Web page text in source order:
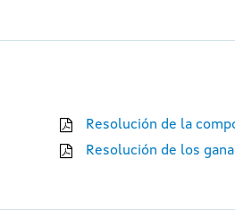
Resolución de la
Resolución de los